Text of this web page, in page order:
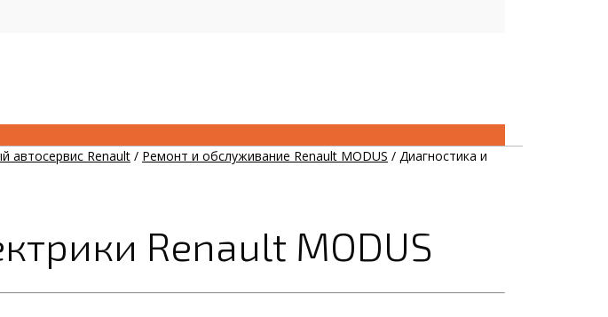
автосервис Renault / Ремонт и обслуживание Renault MODUS / Диагностика и
Renault MODUS